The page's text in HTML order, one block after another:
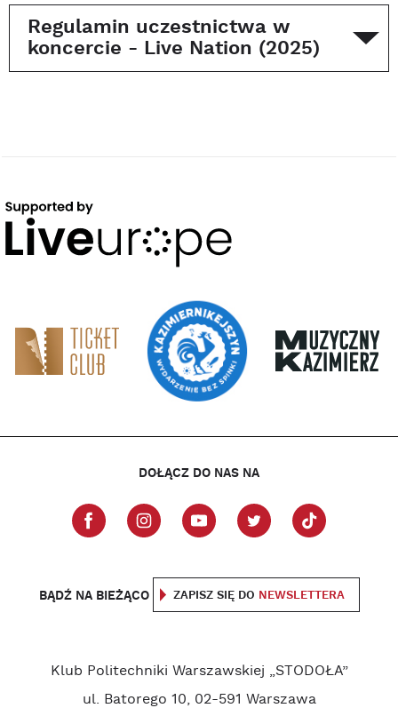
Regulamin uczestnictwa w
koncercie - Live Nation (2025)
DOŁĄCZ DO NAS NA
BĄDŹ NA BIEŻĄCO ZAPISZ SIĘ DO NEWSLETTERA
Klub Politechniki Warszawskiej „STODOŁA”
ul. Batorego 10, 02-591 Warszawa